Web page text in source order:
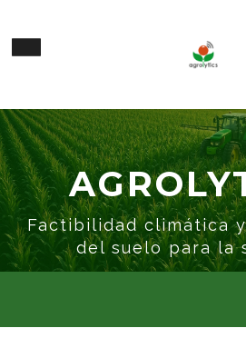
Factibilidad climática
del suelo para la